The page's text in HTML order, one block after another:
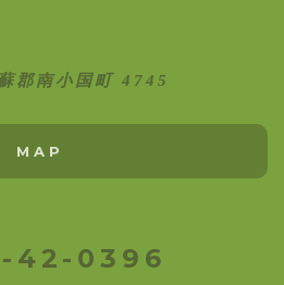
郡南小国町 4745
MAP
42-0396